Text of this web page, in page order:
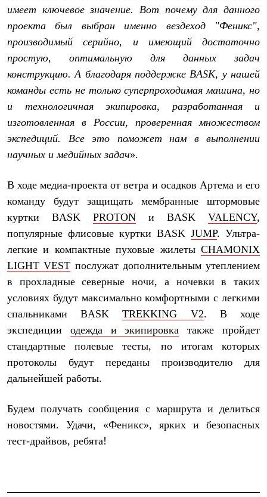
Теплое термобелье
Среднее термобелье
Легкое термобелье
Флисовая одежда
Куртки
Детская одежда
Утепленная пухом
Комбинезоны
Брюки
Утепленная синтетикой
Брюки
Лёгкая одежда
Футболки
Толстовки
Брюки
Куртки
Флисовая одежда
Брюки
Жилеты
Комбинезоны
Комплект термобелья
Снаряжение
Палатки и тенты
Палатки
Тенты
Экспедиционные
Легкоходные
Альпинистские
Городские
Комбинированные
имеет ключевое значение. Вот почему для данного
проекта был выбран именно вездеход "Феникс",
производимый серийно, и имеющий достаточно
простую, оптимальную для данных задач
конструкцию. А благодаря поддержке BASK, у нашей
команды есть не только суперпроходимая машина, но
и технологичная экипировка, разработанная и
изготовленная в России, проверенная множеством
экспедиций. Все это поможет нам в выполнении
научных и медийных задач».
В ходе медиа-проекта от ветра и осадков Артема и его
команду будут защищать мембранные штормовые
куртки BASK PROTON и BASK VALENCY,
популярные флисовые куртки BASK JUMP. Ультра-
легкие и компактные пуховые жилеты CHAMONIX
LIGHT VEST послужат дополнительным утеплением
в прохладные северные ночи, а ночевки в таких
условиях будут максимально комфортными с легкими
спальниками BASKTREKKING V2. В ходе
экспедиции одежда и экипировка также пройдет
стандартные полевые тесты, по итогам которых
протоколы будут переданы производителю для
дальнейшей работы.
Будем получать сообщения с маршрута и делиться
новостями. Удачи, «Феникс», ярких и безопасных
тест-драйвов, ребята!